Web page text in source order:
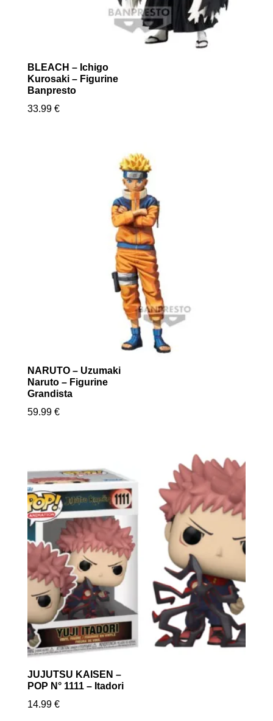
BLEACH – Ichigo
Kurosaki – Figurine
Banpresto
33.99 €
NARUTO – Uzumaki
Naruto – Figurine
Grandista
59.99 €
JUJUTSU KAISEN –
POP N° 1111 – Itadori
14.99 €